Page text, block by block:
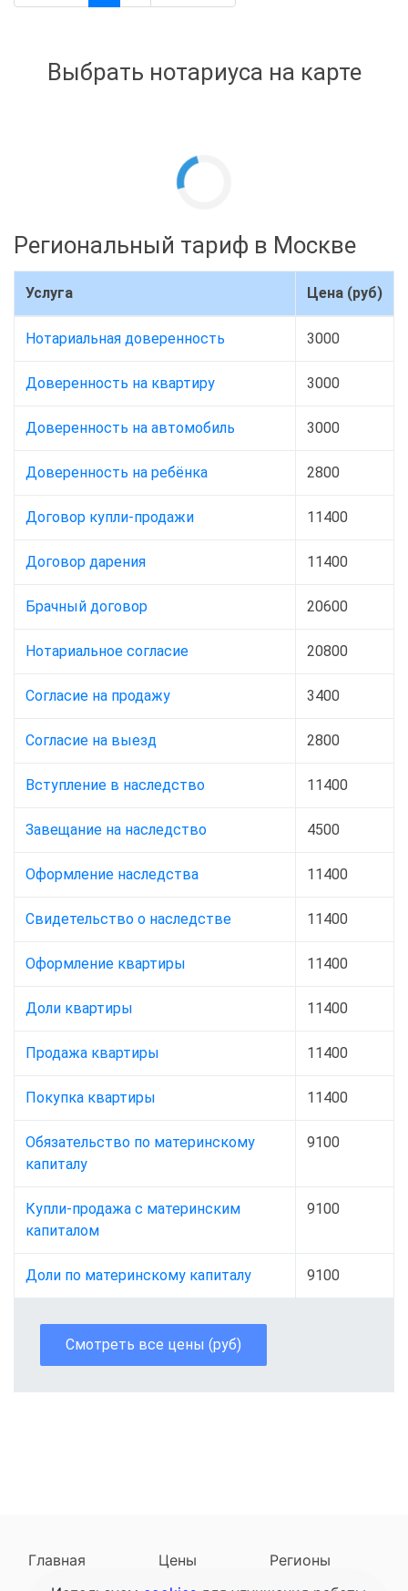
Выбрать нотариуса на карте
Региональный тариф в Москве
Услуга Цена (руб)
Нотариальная доверенность 3000
Доверенность на квартиру 3000
Доверенность на автомобиль 3000
Доверенность на ребёнка 2800
Договор купли-продажи 11400
Договор дарения 11400
Брачный договор 20600
Нотариальное согласие 20800
Согласие на продажу 3400
Согласие на выезд 2800
Вступление в наследство 11400
Завещание на наследство 4500
Оформление наследства 11400
Свидетельство о наследстве 11400
Оформление квартиры 11400
Доли квартиры 11400
Продажа квартиры 11400
Покупка квартиры 11400
Обязательство по материнскому
капиталу
9100
Купли-продажа с материнским
капиталом
9100
Доли по материнскому капиталу 9100
Смотреть все цены (руб)
Главная Цены
Регионы